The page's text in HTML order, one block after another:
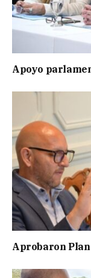
Apoyo
Aprobaron